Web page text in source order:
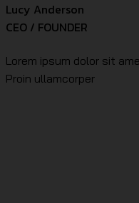
Lucy Anderson
CEO / FOUNDER
Lorem ipsum dolor sit
Proin ullamcorper